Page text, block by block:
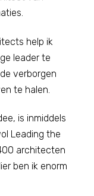
help ik
leader te
verborgen
te halen.
is inmiddels
Leading the
architecten
ben ik enorm